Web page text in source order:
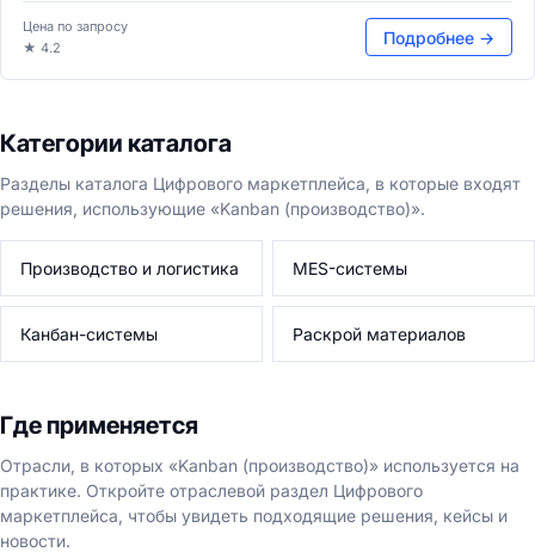
Цена по запросу
★ 4.2
Подробнее →
Категории каталога
Разделы каталога Цифрового маркетплейса, в которые входят
решения, использующие «Kanban (производство)».
Производство и логистика MES-системы
Канбан-системы Раскрой материалов
Где применяется
Отрасли, в которых «Kanban (производство)» используется на
практике. Откройте отраслевой раздел Цифрового
маркетплейса, чтобы увидеть подходящие решения, кейсы и
новости.